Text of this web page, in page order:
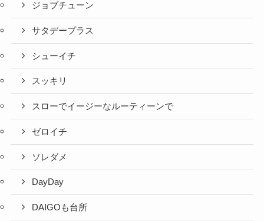
ジョブチューン
サタデープラス
シューイチ
スッキリ
スローでイージーなルーティーンで
ゼロイチ
ソレダメ
DayDay
DAIGOも台所